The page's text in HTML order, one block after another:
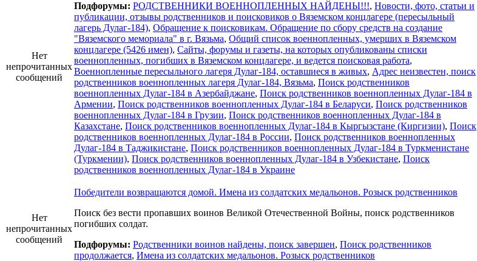
Нет
непрочитанных
сообщений
Подфорумы: РОДСТВЕННИКИ ВОЕННОПЛЕННЫХ НАЙДЕНЫ!!!, Новости, фото, статьи и
публикации, отзывы родственников и поисковиков о Вяземском концлагере (пересыльный
лагерь Дулаг-184), Обращение к поисковикам. Обращение по сбору средств на создание
"Вяземского мемориала" в г. Вязьма, Общий список военнопленных, умерших в Вяземском
концлагере (5426 имен), Сайты, форумы и газеты, на которых опубликованы списки
военнопленных, погибших в Вяземском концлагере, и ведется поисковая работа,
Военнопленные пересыльного лагеря Дулаг-184, оставшиеся в живых, Адрес неизвестен, поиск
родственников военнопленных лагеря Дулаг-184, Вязьма, Поиск родственников
военнопленных Дулаг-184 в Азербайджане, Поиск родственников военнопленных Дулаг-184 в
Армении, Поиск родственников военнопленных Дулаг-184 в Беларуси, Поиск родственников
военнопленных Дулаг-184 в Грузии, Поиск родственников военнопленных Дулаг-184 в
Казахстане, Поиск родственников военнопленных Дулаг-184 в Кыргызстане (Киргизии), Поиск
родственников военнопленных Дулаг-184 в России, Поиск родственников военнопленных
Дулаг-184 в Таджикистане, Поиск родственников военнопленных Дулаг-184 в Туркменистане
(Туркмении), Поиск родственников военнопленных Дулаг-184 в Узбекистане, Поиск
родственников военнопленных Дулаг-184 в Украине
Нет
непрочитанных
сообщений
Победители возвращаются домой. Имена из солдатских медальонов. Розыск родственников
Поиск без вести пропавших воинов Великой Отечественной Войны, поиск родственников
погибших солдат.
Подфорумы: Родственники воинов найдены, поиск завершен, Поиск родственников
продолжается, Имена из солдатских медальонов. Розыск родственников